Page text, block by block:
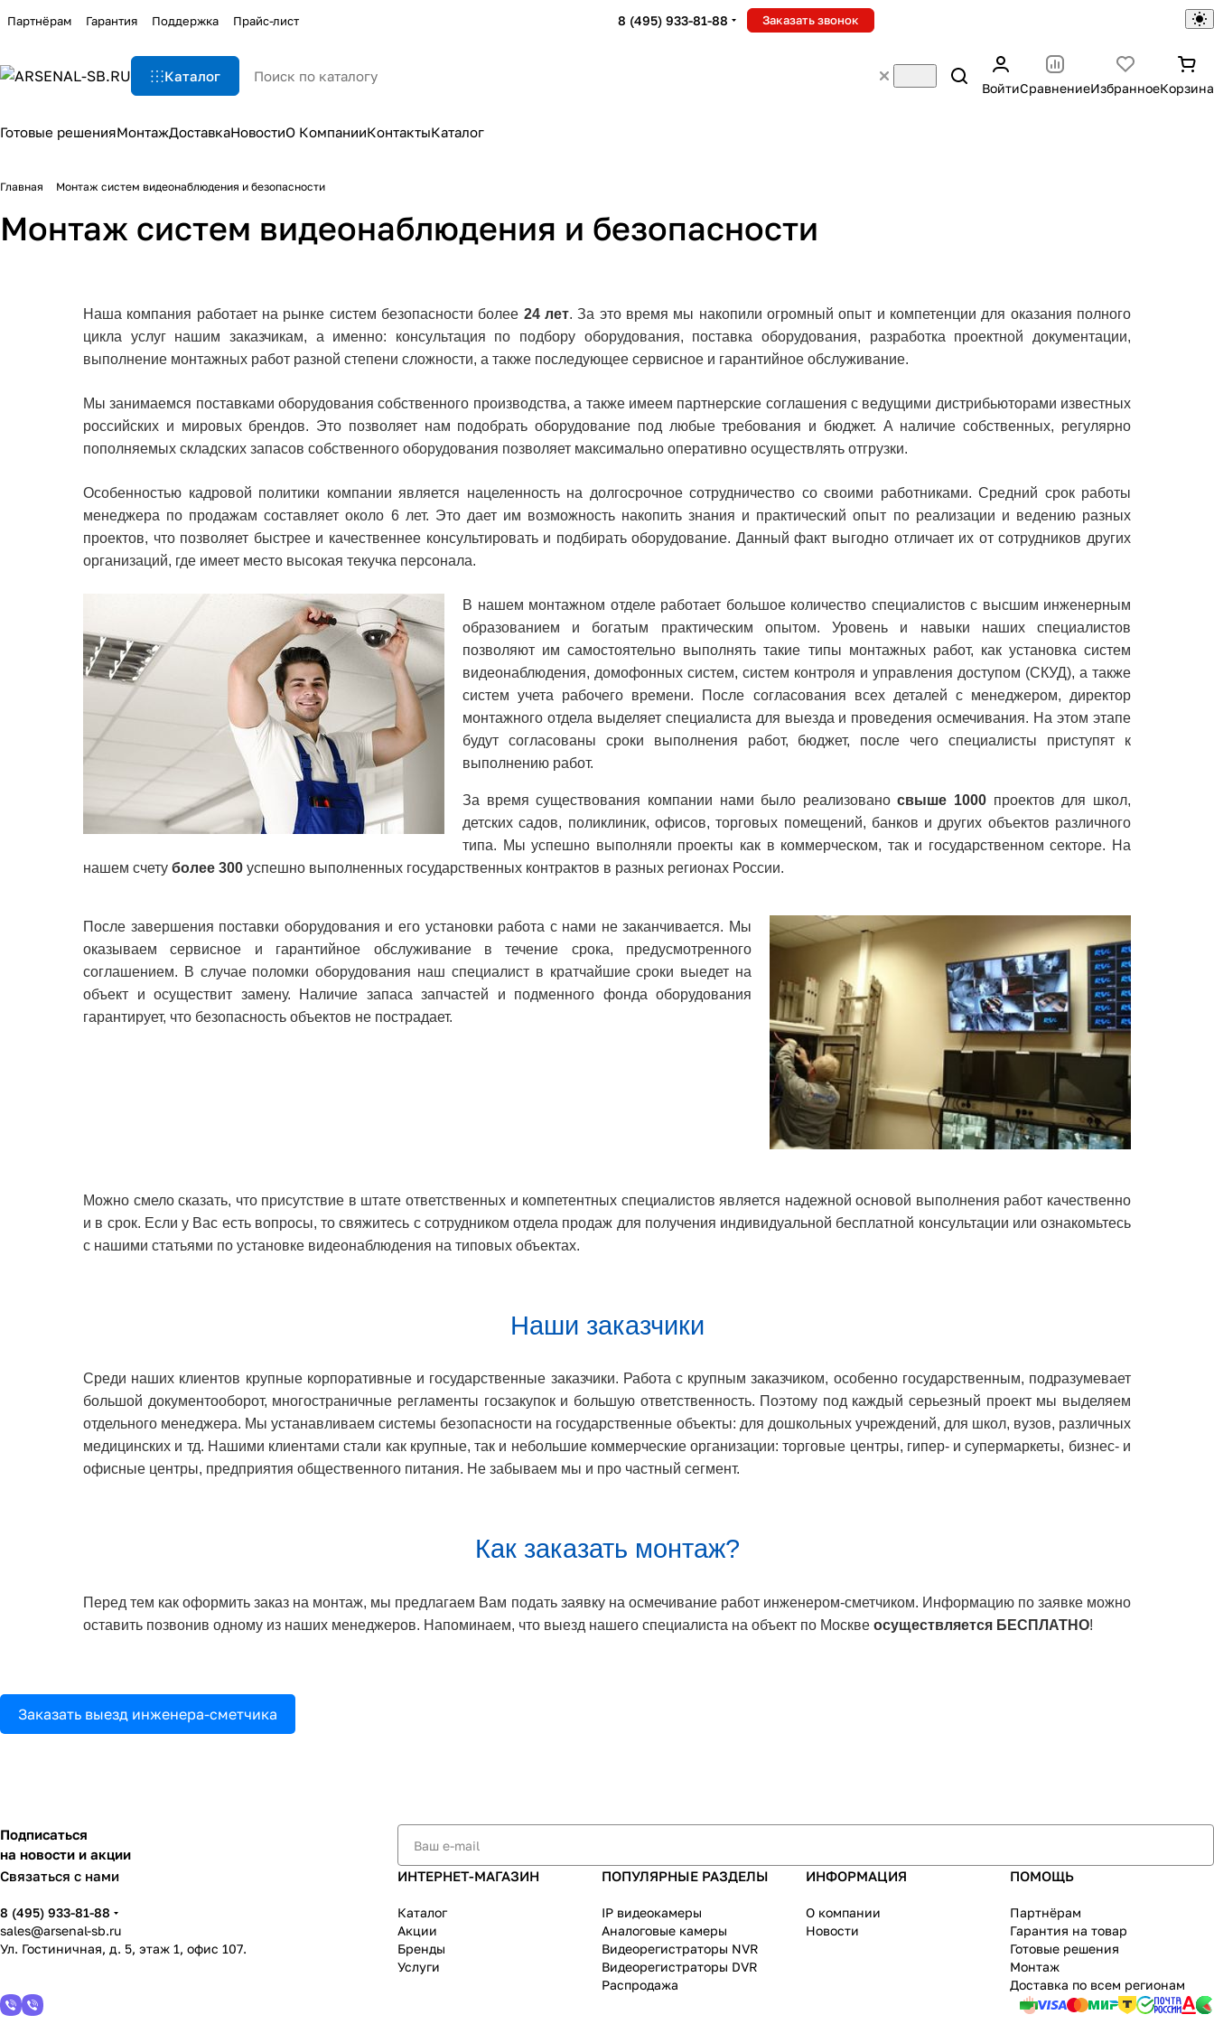
Партнёрам Гарантия Поддержка Прайс-лист 8 (495) 933-81-88 Заказать звонок
Каталог
ВойтиСравнениеИзбранноеКорзина
Готовые решенияМонтажДоставкаНовостиО КомпанииКонтактыКаталог
Главная Монтаж систем видеонаблюдения и безопасности
Монтаж систем видеонаблюдения и безопасности
Наша компания работает на рынке систем безопасности более 24 лет. За это время мы накопили огромный опыт и компетенции для оказания полного
цикла услуг нашим заказчикам, а именно: консультация по подбору оборудования, поставка оборудования, разработка проектной документации,
выполнение монтажных работ разной степени сложности, а также последующее сервисное и гарантийное обслуживание.
Мы занимаемся поставками оборудования собственного производства, а также имеем партнерские соглашения с ведущими дистрибьюторами известных
российских и мировых брендов. Это позволяет нам подобрать оборудование под любые требования и бюджет. А наличие собственных, регулярно
пополняемых складских запасов собственного оборудования позволяет максимально оперативно осуществлять отгрузки.
Особенностью кадровой политики компании является нацеленность на долгосрочное сотрудничество со своими работниками. Средний срок работы
менеджера по продажам составляет около 6 лет. Это дает им возможность накопить знания и практический опыт по реализации и ведению разных
проектов, что позволяет быстрее и качественнее консультировать и подбирать оборудование. Данный факт выгодно отличает их от сотрудников других
организаций, где имеет место высокая текучка персонала.
В нашем монтажном отделе работает большое количество специалистов с высшим инженерным
образованием и богатым практическим опытом. Уровень и навыки наших специалистов
позволяют им самостоятельно выполнять такие типы монтажных работ, как установка систем
видеонаблюдения, домофонных систем, систем контроля и управления доступом (СКУД), а также
систем учета рабочего времени. После согласования всех деталей с менеджером, директор
монтажного отдела выделяет специалиста для выезда и проведения осмечивания. На этом этапе
будут согласованы сроки выполнения работ, бюджет, после чего специалисты приступят к
выполнению работ.
За время существования компании нами было реализованосвыше 1000 проектов для школ,
детских садов, поликлиник, офисов, торговых помещений, банков и других объектов различного
типа. Мы успешно выполняли проекты как в коммерческом, так и государственном секторе. На
нашем счету более 300 успешно выполненных государственных контрактов в разных регионах России.
После завершения поставки оборудования и его установки работа с нами не заканчивается. Мы
оказываем сервисное и гарантийное обслуживание в течение срока, предусмотренного
соглашением. В случае поломки оборудования наш специалист в кратчайшие сроки выедет на
объект и осуществит замену. Наличие запаса запчастей и подменного фонда оборудования
гарантирует, что безопасность объектов не пострадает.
Можно смело сказать, что присутствие в штате ответственных и компетентных специалистов является надежной основой выполнения работ качественно
и в срок. Если у Вас есть вопросы, то свяжитесь с сотрудником отдела продаж для получения индивидуальной бесплатной консультации или ознакомьтесь
с нашими статьями по установке видеонаблюдения на типовых объектах.
Наши заказчики
Среди наших клиентов крупные корпоративные и государственные заказчики. Работа с крупным заказчиком, особенно государственным, подразумевает
большой документооборот, многостраничные регламенты госзакупок и большую ответственность. Поэтому под каждый серьезный проект мы выделяем
отдельного менеджера. Мы устанавливаем системы безопасности на государственные объекты: для дошкольных учреждений, для школ, вузов, различных
медицинских и тд. Нашими клиентами стали как крупные, так и небольшие коммерческие организации: торговые центры, гипер- и супермаркеты, бизнес- и
офисные центры, предприятия общественного питания. Не забываем мы и про частный сегмент.
Как заказать монтаж?
Перед тем как оформить заказ на монтаж, мы предлагаем Вам подать заявку на осмечивание работ инженером-сметчиком. Информацию по заявке можно
оставить позвонив одному из наших менеджеров. Напоминаем, что выезд нашего специалиста на объект по Москве осуществляется БЕСПЛАТНО!
Заказать выезд инженера-сметчика
Подписаться
на новости и акции
Связаться с нами
8 (495) 933-81-88
sales@arsenal-sb.ru
Ул. Гостиничная, д. 5, этаж 1, офис 107.
ИНТЕРНЕТ-МАГАЗИН
Каталог
Акции
Бренды
Услуги
ПОПУЛЯРНЫЕ РАЗДЕЛЫ
IP видеокамеры
Аналоговые камеры
Видеорегистраторы NVR
Видеорегистраторы DVR
Распродажа
ИНФОРМАЦИЯ
О компании
Новости
ПОМОЩЬ
Партнёрам
Гарантия на товар
Готовые решения
Монтаж
Доставка по всем регионам